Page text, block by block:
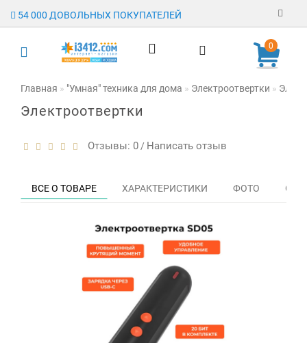
54 000 ДОВОЛЬНЫХ ПОКУПАТЕЛЕЙ
Регистрация
Авторизация
0
Главная "Умная" техника для дома Электроотвертки
Электроотвертки
Отзывы: 0 / Написать отзыв
ВСЕ О ТОВАРЕ ХАРАКТЕРИСТИКИ ФОТО